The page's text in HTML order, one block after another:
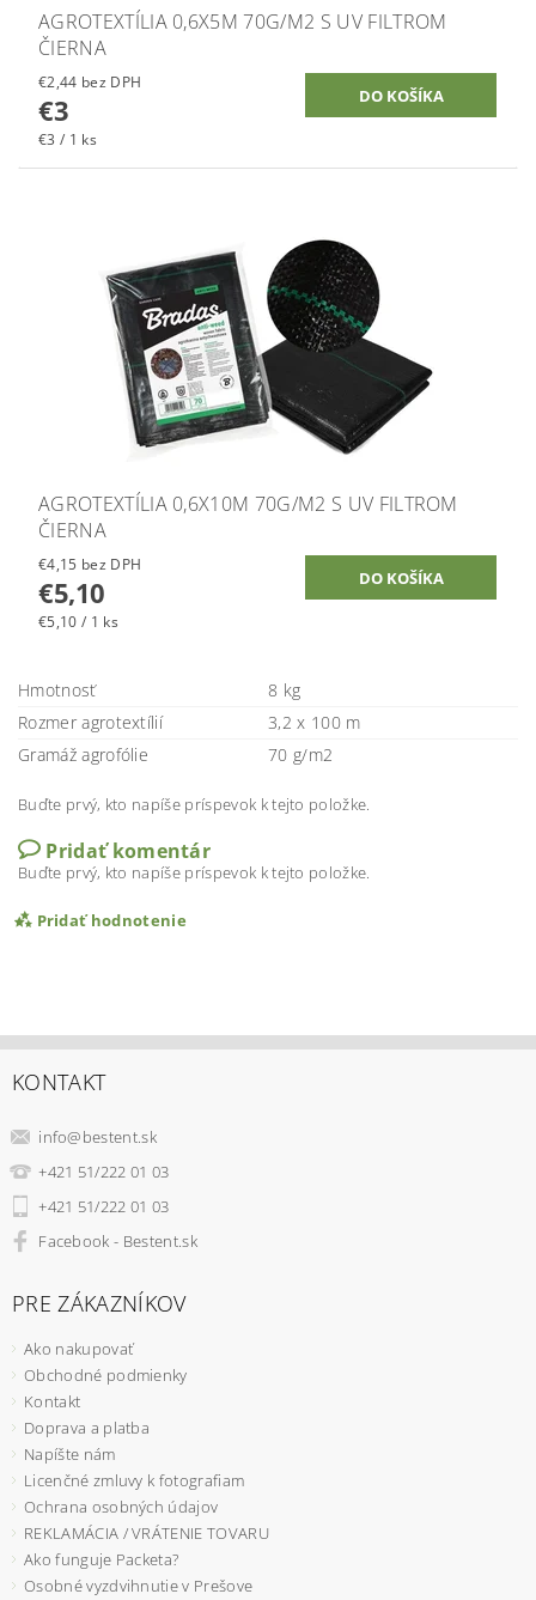
AGROTEXTÍLIA 0,6X5M 70G/M2 S UV FILTROM
ČIERNA
€2,44 bez DPH
€3
€3 / 1 ks
AGROTEXTÍLIA 0,6X10M 70G/M2 S UV FILTROM
ČIERNA
€4,15 bez DPH
€5,10
€5,10 / 1 ks
Hmotnosť
8 kg
Rozmer agrotextílií
3,2 x 100 m
Gramáž agrofólie
70 g/m2
Buďte prvý, kto napíše príspevok k tejto položke.
Pridať komentár
Buďte prvý, kto napíše príspevok k tejto položke.
Pridať hodnotenie
KONTAKT
info@bestent.sk
+421 51/222 01 03
+421 51/222 01 03
Facebook - Bestent.sk
PRE ZÁKAZNÍKOV
Ako nakupovať
Obchodné podmienky
Kontakt
Doprava a platba
Napíšte nám
Licenčné zmluvy k fotografiam
Ochrana osobných údajov
REKLAMÁCIA / VRÁTENIE TOVARU
Ako funguje Packeta?
Osobné vyzdvihnutie v Prešove